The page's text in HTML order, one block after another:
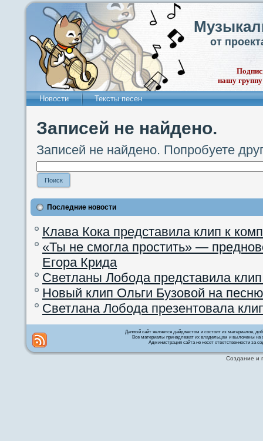
от
нашу
Новости Тексты песен
Записей не найдено.
Записей не найдено. Попробуете
Последние новости
Клава Кока представила клип к
«Ты не смогла простить» —
Егора Крида
Светланы Лобода представила
Новый клип Ольги Бузовой на
Светлана Лобода презентовала
Данный сайт является дайджестом и состоит из материалов,
Все материалы принадлежат их владельцам и выложены на
Администрация сайта не несет ответственности за
Создание и